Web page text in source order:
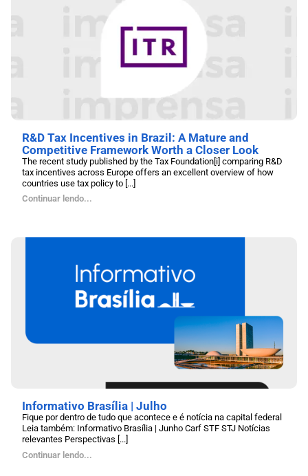
R&D Tax Incentives in Brazil: A Mature and
Competitive Framework Worth a Closer Look
The recent study published by the Tax Foundation[i] comparing R&D
tax incentives across Europe offers an excellent overview of how
countries use tax policy to [...]
Continuar lendo...
Informativo Brasília | Julho
Fique por dentro de tudo que acontece e é notícia na capital federal
Leia também: Informativo Brasília | Junho Carf STF STJ Notícias
relevantes Perspectivas [...]
Continuar lendo...